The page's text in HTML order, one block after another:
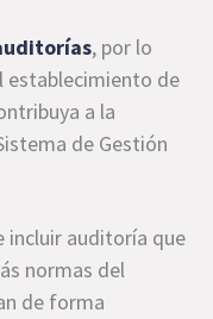
, por lo
establecimiento de
a la
de Gestión
incluir auditoría que
normas del
de forma